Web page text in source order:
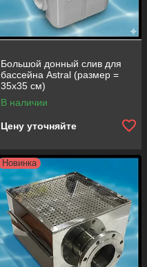
Большой донный слив для
бассейна Astral (размер =
35х35 см)
В наличии
Цену уточняйте
Новинка